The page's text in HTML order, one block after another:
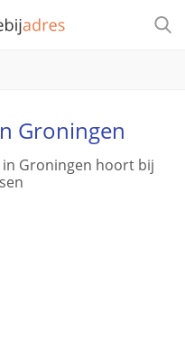
Groningen
Groningen hoort bij